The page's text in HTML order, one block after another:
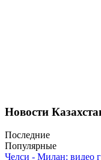
Новости
Последние
Популярные
Челси - Милан: видео